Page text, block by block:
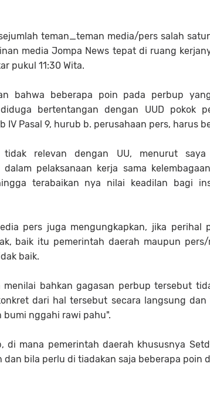
teman_teman media/pers salah
media Jompa News tepat di ruang
pukul 11:30 Wita.
bahwa beberapa poin pada perbup
bertentangan dengan UUD pokok
IV Pasal 9, hurub b. perusahaan pers, harus
relevan dengan UU, menurut saya
pelaksanaan kerja sama
terabaikan nya nilai keadilan bagi
pers juga mengungkapkan, jika perihal
baik itu pemerintah daerah maupun
baik.
menilai bahkan gagasan perbup tersebut
dari hal tersebut secara langsung
nggahi rawi pahu".
di mana pemerintah daerah khususnya
dan bila perlu di tiadakan saja beberapa poin